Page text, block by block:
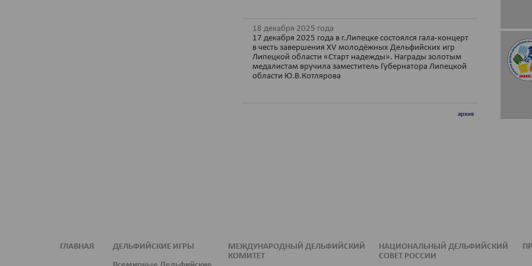
18 декабря 2025 года
17 декабря 2025 года в г.Липецке состоялся гала-концерт
в честь завершения XV молодёжных Дельфийских игр
Липецкой области «Старт надежды». Награды золотым
медалистам вручила заместитель Губернатора Липецкой
области Ю.В.Котлярова
архив
ГЛАВНАЯ ДЕЛЬФИЙСКИЕ ИГРЫ
МЕЖДУНАРОДНЫЙ ДЕЛЬФИЙСКИЙ
КОМИТЕТ
НАЦИОНАЛЬНЫЙ ДЕЛЬФИЙСКИЙ
СОВЕТ РОССИИ